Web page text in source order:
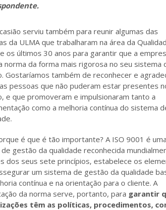
serviu também para reunir algumas das
da ULMA que trabalharam na área da
os últimos 30 anos para garantir que a
norma da forma mais rigorosa no seu sistema
Gostaríamos também de reconhecer e
pessoas que não puderam estar presentes
e que promoveram e impulsionaram tanto a
como a melhoria contínua do sistema
é que é tão importante? A ISO 9001 é uma
gestão da qualidade reconhecida
dos seus sete princípios, estabelece os
um sistema de gestão da qualidade
contínua e na orientação para o cliente. A
da norma serve, portanto, para garantir
têm as políticas, procedimentos,